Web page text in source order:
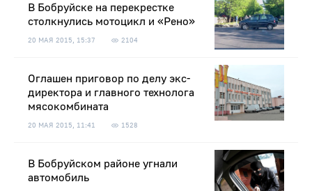
В Бобруйске на перекрестке
столкнулись мотоцикл и «Рено»
20 МАЯ 2015, 15:37 2104
Оглашен приговор по делу экс-
директора и главного технолога
мясокомбината
20 МАЯ 2015, 11:41 1528
В Бобруйском районе угнали
автомобиль